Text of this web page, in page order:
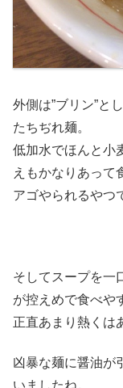
外側は”ブリン”と
たちぢれ麺。
低加水でほんと小
えもかなりあって
アゴやられるやつ
そしてスープを一
が控えめで食べや
正直あまり熱くは
凶暴な麺に醤油が
いましたね。